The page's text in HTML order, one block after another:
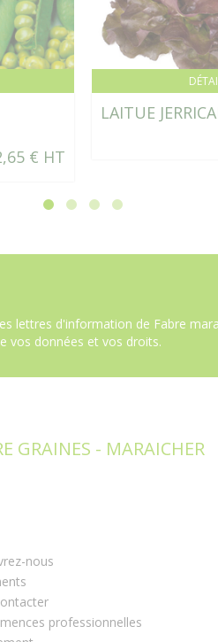
€ HT
LAITUE
lettres d'information de Fabre
vos données et vos droits.
GRAINES - MARAICHER
nous
professionnelles